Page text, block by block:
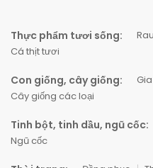
Thực phẩm tươi sống:
Cá thịt tươi
Con giống, cây giống:
Cây giống các loại
Tinh bột, tinh dầu, ngũ cốc:
Ngũ cốc